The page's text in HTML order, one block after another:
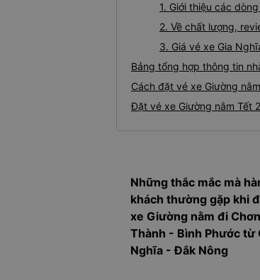
1. Giới thiệu các
2. Về chất lượng,
3. Giá vé xe Gia
Bảng tổng hợp thông tin
Cách đặt vé xe Giường
Đặt vé xe Giường nằm Tết
Những thắc mắc mà
khách thường gặp khi
xe Giường nằm đi Chơn
Thành - Bình Phước từ
Nghĩa - Đắk Nông